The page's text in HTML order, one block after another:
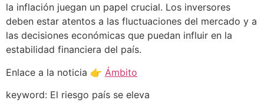
la inflación juegan un papel crucial. Los inversores
deben estar atentos a las fluctuaciones del mercado y a
las decisiones económicas que puedan influir en la
estabilidad financiera del país.
Enlace a la noticia 👉 Ámbito
keyword: El riesgo país se eleva